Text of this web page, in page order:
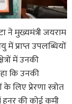
ने मुख्यमंत्री जयराम
प्राप्त उपलब्धियों
में उनकी
कि उनकी
प्रेरणा स्त्रोत
हुनर की कोई कमी